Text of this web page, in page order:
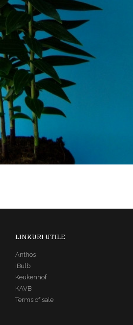
LINKURI UTILE
Anthos
iBulb
Keukenhof
KAVB
Terms of sale